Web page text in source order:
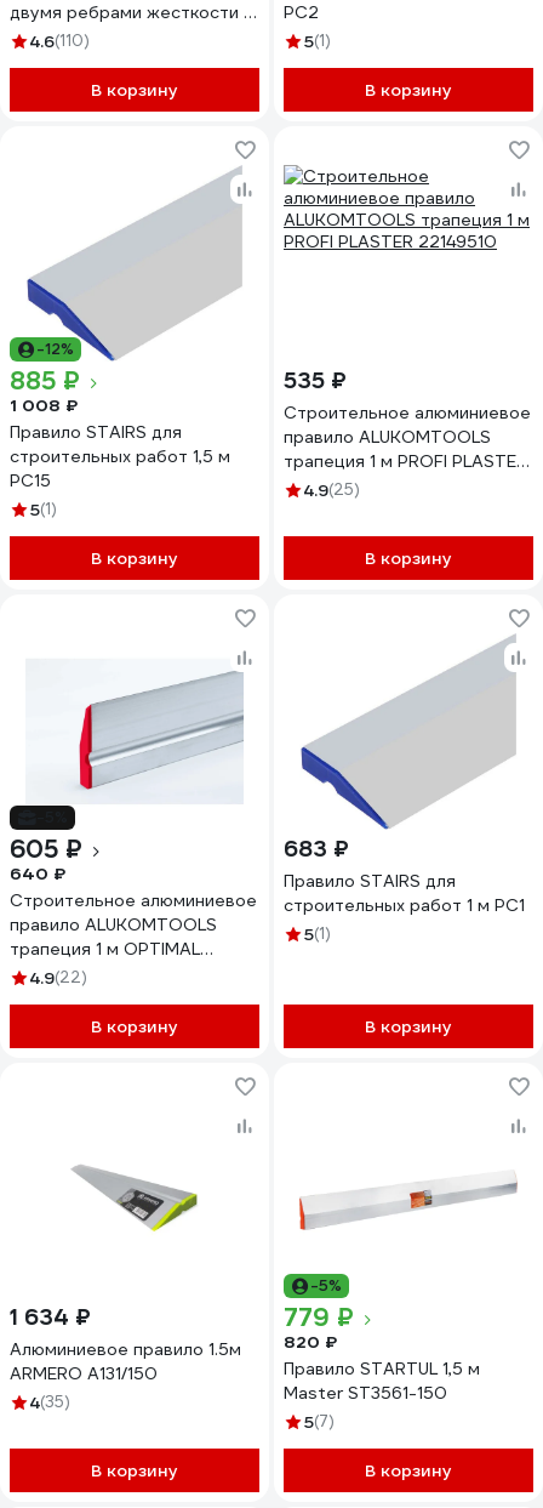
двумя ребрами жесткости 1
м СИБРТЕХ 89601
4.6(110)
В корзину
РС2
5(1)
В корзину
-12%
885 ₽
1 008 ₽
Правило STAIRS для
строительных работ 1,5 м
РС15
5(1)
В корзину
535 ₽
Cтроительное алюминиевое
правило ALUKOMTOOLS
трапеция 1 м PROFI PLASTER
22149510
4.9(25)
В корзину
605 ₽
640 ₽
Cтроительное алюминиевое
правило ALUKOMTOOLS
трапеция 1 м OPTIMAL
PLASTER PLUS 22172710
4.9(22)
В корзину
683 ₽
Правило STAIRS для
строительных работ 1 м РС1
5(1)
В корзину
1 634 ₽
Алюминиевое правило 1.5м
ARMERO A131/150
4(35)
В корзину
-5%
779 ₽
820 ₽
Правило STARTUL 1,5 м
Master ST3561-150
5(7)
В корзину